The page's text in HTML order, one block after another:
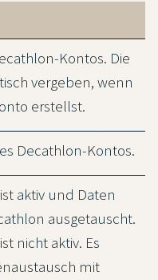
Kontos. Die
vergeben, wenn
erstellst.
Decathlon-Kontos.
aktiv und Daten
ausgetauscht.
nicht aktiv. Es
mit